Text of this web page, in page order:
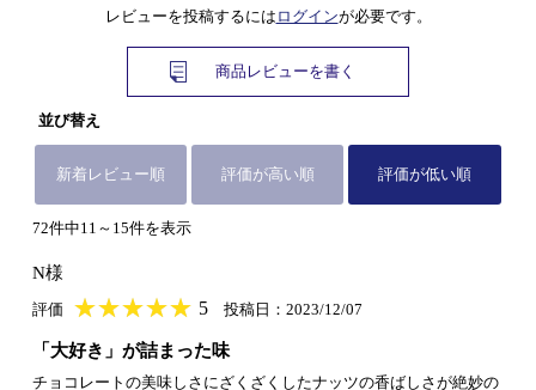
レビューを投稿するには ログインが必要です。
商品レビューを書く
並び替え
新着レビュー順 評価が高い順 評価が低い順
72件中11～15件を表示
N様
評価 ★★★★★
★★★★★ 5 投稿日：2023/12/07
「大好き」が詰まった味
チョコレートの美味しさにざくざくしたナッツの香ばしさが絶妙の